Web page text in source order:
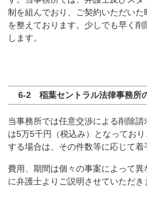
制を組んでおり、ご契約いただい
を整えております。少しでも早く
します。
6-2 稲葉セントラル法律事務所
当事務所では任意交渉による削除
は5万5千円（税込み）となってお
する場合は、その件数等に応じて着
費用、期間は個々の事案によって
に弁護士よりご説明させていただき